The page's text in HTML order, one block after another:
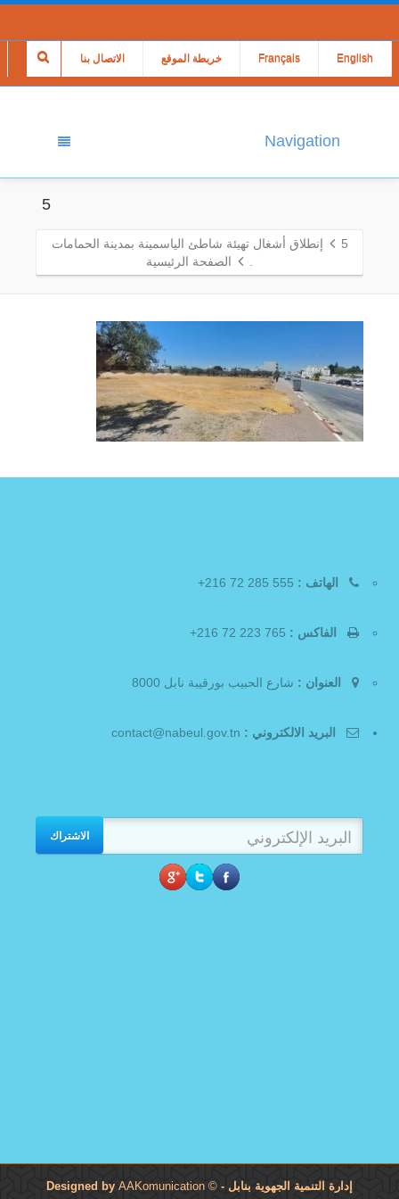
الاتصال بنا خريطة الموقع Français English
Navigation
5
5
إنطلاق أشغال تهيئة شاطئ الياسمينة بمدينة الحمامات
الصفحة الرئيسية
الهاتف :
الفاكس :
العنوان : شارع الحبيب بورقيبة نابل 8000
البريد الالكتروني :
الاشتراك
إدارة التنمية الجهوية بنابل - Designed by
AAKomunication ©